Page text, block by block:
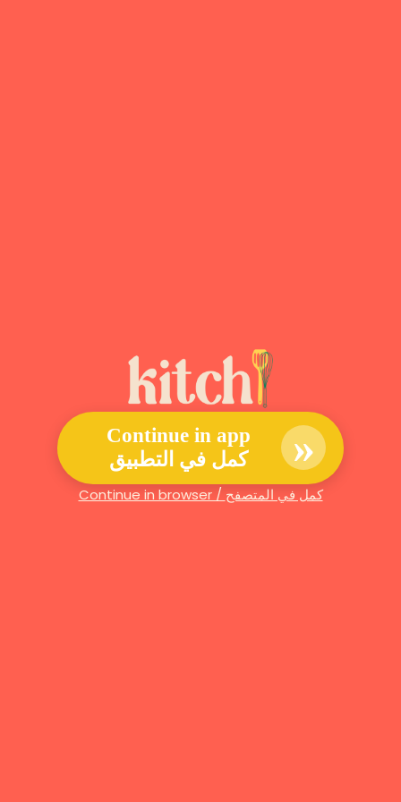
Continue in app
كمل في التطبيق
»
Continue in browser / كمل في المتصفح